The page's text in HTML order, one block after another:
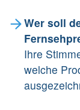
Wer soll
Ihre
welche